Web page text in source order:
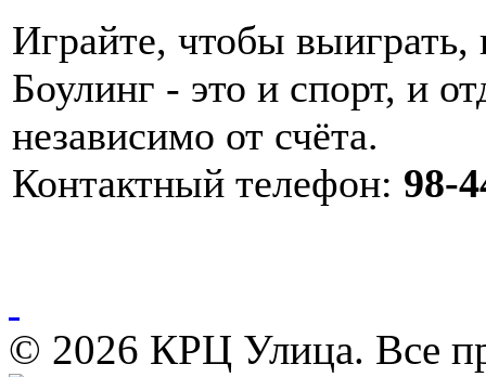
Играйте, чтобы
Боулинг - это и спорт, и
независимо от счёта.
Контактный телефон: 98-
© 2026 КРЦ Улица. Все